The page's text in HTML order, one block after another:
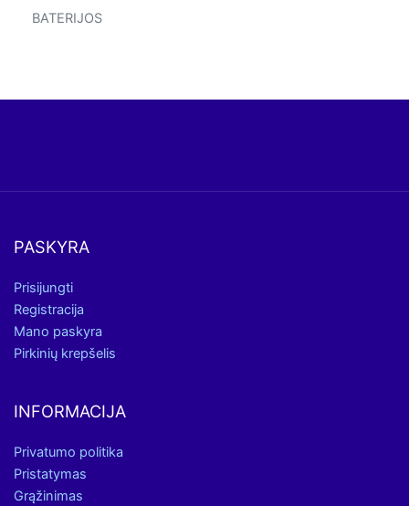
BATERIJOS
PASKYRA
Prisijungti
Registracija
Mano paskyra
Pirkinių krepšelis
INFORMACIJA
Privatumo politika
Pristatymas
Grąžinimas